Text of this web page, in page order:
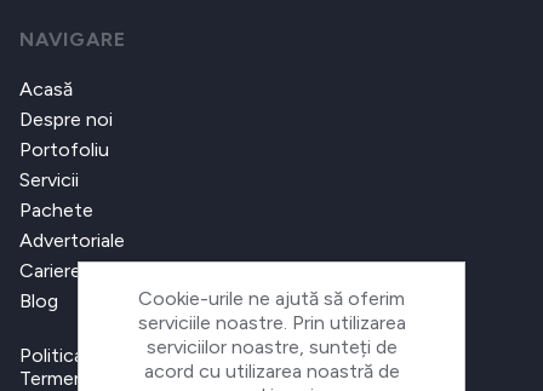
NAVIGARE
Acasă
Despre noi
Portofoliu
Servicii
Pachete
Advertoriale
Cariere
Blog
Politica de confidențialitate
Termeni și condiții
Cookie-urile ne ajută să oferim
serviciile noastre. Prin utilizarea
serviciilor noastre, sunteți de
acord cu utilizarea noastră de